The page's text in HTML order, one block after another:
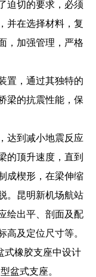
迫切的要求，必须
并在选择材料，复
，加强管理，严格
置，通过其独特的
梁的抗震性能，保
达到减小地震反应
的顶升速度，直到
成楔形，在梁伸缩
。昆明新机场航站
绘出平、剖面及配
高及定位尺寸等。
式橡胶支座中设计
盆式支座。